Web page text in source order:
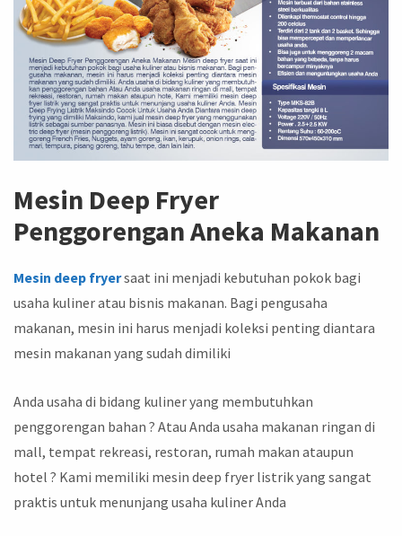
Mesin Deep Fryer
Penggorengan Aneka Makanan
Mesin deep fryersaat ini menjadi kebutuhan pokok bagi
usaha kuliner atau bisnis makanan. Bagi pengusaha
makanan, mesin ini harus menjadi koleksi penting diantara
mesin makanan yang sudah dimiliki
Anda usaha di bidang kuliner yang membutuhkan
penggorengan bahan ? Atau Anda usaha makanan ringan di
mall, tempat rekreasi, restoran, rumah makan ataupun
hotel ? Kami memiliki mesin deep fryer listrik yang sangat
praktis untuk menunjang usaha kuliner Anda